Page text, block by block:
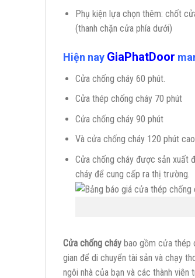
Phụ kiện lựa chọn thêm: chốt
(thanh chặn cửa phía dưới)
Hiện nay GiaPhatDoor
Cửa chống cháy 60 phút.
Cửa thép chống cháy 70 phút
Cửa chống cháy 90 phút
Và cửa chống cháy 120 phút
Cửa chống cháy được sản xuất
cháy để cung cấp ra thị trường.
Cửa chống cháy bao gồm cửa thép
gian để di chuyển tài sản và chạy
ngôi nhà của bạn và các thành